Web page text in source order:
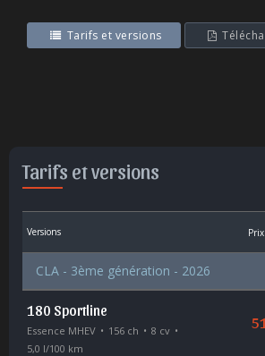
Tarifs et versions
Tarifs et versions
Versions
CLA - 3ème génération - 2026
180 Sportline
Essence MHEV 156 ch
8 cv
5,0 l/100 km